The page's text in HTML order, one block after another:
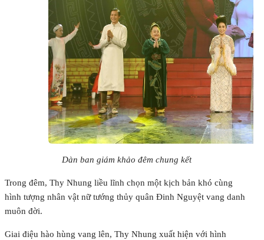
Dàn ban giám khảo đêm chung kết
Trong đêm, Thy Nhung liều lĩnh chọn một kịch bản khó cùng
hình tượng nhân vật nữ tướng thủy quân Đinh Nguyệt vang danh
muôn đời.
Giai điệu hào hùng vang lên, Thy Nhung xuất hiện với hình